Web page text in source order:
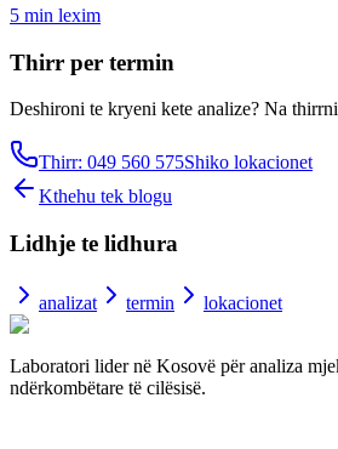
5 min lexim
Thirr per termin
Deshironi te kryeni kete analize? Na
Thirr: 049 560 575Shiko lokacionet
Kthehu tek blogu
Lidhje te lidhura
analizat termin lokacionet
Laboratori lider në Kosovë për analiza
ndërkombëtare të cilësisë.